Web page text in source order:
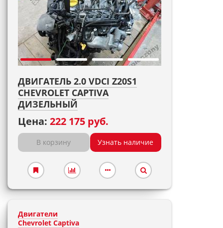
ДВИГАТЕЛЬ 2.0 VDCI Z20S1
CHEVROLET CAPTIVA
ДИЗЕЛЬНЫЙ
Цена: 222 175 руб.
В корзину Узнать наличие
Двигатели
Chevrolet Captiva